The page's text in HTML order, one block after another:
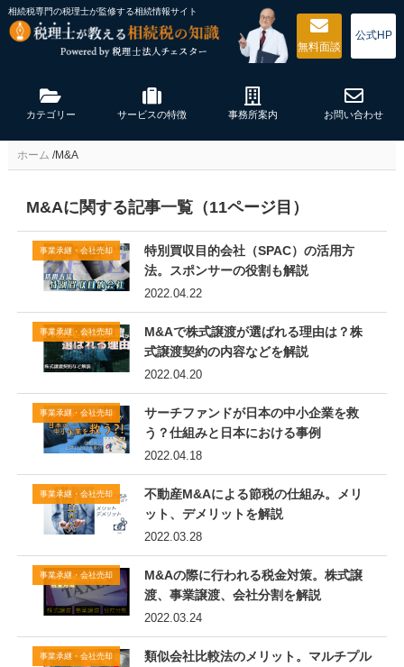
相続税専門の税理士が監修する相続情報サイト
無料面談
公式HP
カテゴリー サービスの特徴 事務所案内 お問い合わせ
ホーム /M&A
M&Aに関する記事一覧（11ページ目）
事業承継・会社売却
2022.04.22
特別買収目的会社（SPAC）の活用方
法。スポンサーの役割も解説
事業承継・会社売却
2022.04.20
M&Aで株式譲渡が選ばれる理由は？株
式譲渡契約の内容などを解説
事業承継・会社売却
2022.04.18
サーチファンドが日本の中小企業を救
う？仕組みと日本における事例
事業承継・会社売却
2022.03.28
不動産M&Aによる節税の仕組み。メリ
ット、デメリットを解説
事業承継・会社売却
2022.03.24
M&Aの際に行われる税金対策。株式譲
渡、事業譲渡、会社分割を解説
事業承継・会社売却
類似会社比較法のメリット。マルチプル